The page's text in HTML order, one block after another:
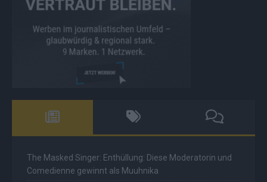
The Masked Singer: Enthüllung: Diese Moderatorin und
Comedienne gewinnt als Muuhnika